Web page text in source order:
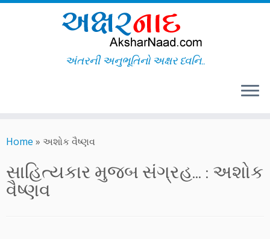
to
અંતરની અનુભૂતિનો અક્ષર ધ્વનિ..
Home » અશોક વૈષ્ણવ
સાહિત્યકાર મુજબ સંગ્રહ... : અશોક
વૈષ્ણવ